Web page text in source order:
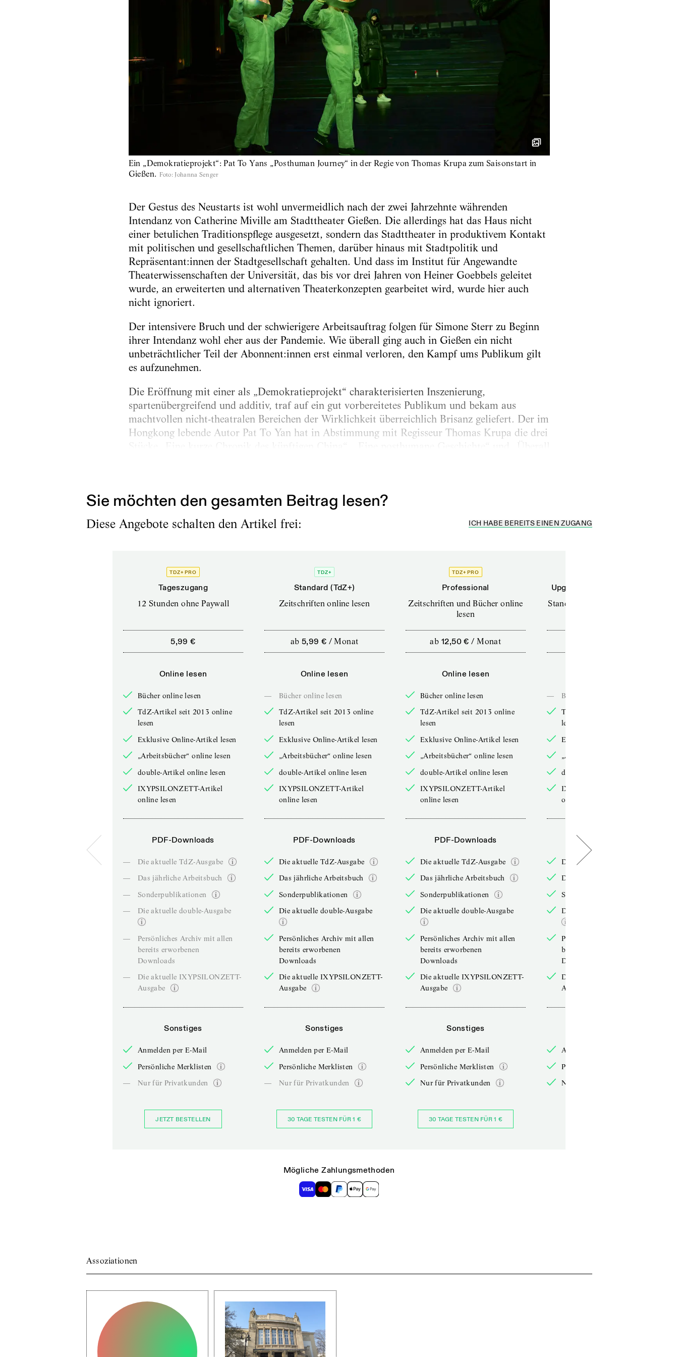
Ein „Demokratieprojekt“: Pat To Yans „Posthuman Journey“ in der Regie von Thomas Krupa zum Saisonstart in
Gießen. Foto: Johanna Senger
Der Gestus des Neustarts ist wohl unvermeidlich nach der zwei Jahrzehnte währenden
Intendanz von Catherine Miville am Stadttheater Gießen. Die allerdings hat das Haus nicht
einer ­betulichen Traditionspflege ausgesetzt, sondern das Stadttheater in produktivem Kontakt
mit politischen und gesellschaftlichen Themen, darüber hinaus mit Stadtpolitik und
Repräsentant:innen der Stadtgesellschaft gehalten. Und dass im Institut für Angewandte
Theaterwissenschaften der Universität, das bis vor drei Jahren von Heiner Goebbels geleitet
wurde, an erweiterten und alternativen Theaterkonzepten gearbeitet wird, wurde hier auch
nicht ignoriert.
Der intensivere Bruch und der schwierigere Arbeitsauftrag folgen für Simone Sterr zu Beginn
ihrer Intendanz wohl eher aus der Pandemie. Wie überall ging auch in Gießen ein nicht
unbeträchtlicher Teil der Abonnent:innen erst einmal verloren, den Kampf ums Publikum gilt
es aufzunehmen.
Die Eröffnung mit einer als „Demokratieprojekt“ charakterisierten Inszenierung,
spartenübergreifend und additiv, traf auf ein gut vorbereitetes Publikum und bekam aus
machtvollen nicht-theatralen Bereichen der Wirklichkeit überreichlich Brisanz ge­liefert. Der im
Hongkong lebende Autor Pat To Yan hat in Abstimmung mit Regisseur Thomas Krupa die drei
Sie möchten den gesamten Beitrag lesen?
Diese Angebote schalten den Artikel frei: ICH HABE BEREITS EINEN ZUGANG
TDZ+ PRO
Tageszugang
12 Stunden ohne Paywall
5,99 €
Online lesen
Bücher online lesen
TdZ-Artikel seit 2013 online
lesen
Exklusive Online-Artikel lesen
„Arbeitsbücher“ online lesen
double-Artikel online lesen
IXYPSILONZETT-Artikel
online lesen
PDF-Downloads
—
Die aktuelle TdZ-Ausgabe
—
Das jährliche Arbeitsbuch
—
Sonderpublikationen
—
Die aktuelle double-Ausgabe
—
Persönliches Archiv mit allen
bereits erworbenen
Downloads
—
Die aktuelle IXYPSILONZETT-
Ausgabe
Sonstiges
Anmelden per E-Mail
Persönliche Merklisten
—
Nur für Privatkunden
JETZT BESTELLEN
TDZ+
Standard (TdZ+)
Zeitschriften online lesen
ab 5,99 € /Monat
Online lesen
—
Bücher online lesen
TdZ-Artikel seit 2013 online
lesen
Exklusive Online-Artikel lesen
„Arbeitsbücher“ online lesen
double-Artikel online lesen
IXYPSILONZETT-Artikel
online lesen
PDF-Downloads
Die aktuelle TdZ-Ausgabe
Das jährliche Arbeitsbuch
Sonderpublikationen
Die aktuelle double-Ausgabe
Persönliches Archiv mit allen
bereits erworbenen
Downloads
Die aktuelle IXYPSILONZETT-
Ausgabe
Sonstiges
Anmelden per E-Mail
Persönliche Merklisten
—
Nur für Privatkunden
30 TAGE TESTEN FÜR 1 €
TDZ+ PRO
Professional
Zeitschriften und Bücher online
lesen
ab 12,50 € /Monat
Online lesen
Bücher online lesen
TdZ-Artikel seit 2013 online
lesen
Exklusive Online-Artikel lesen
„Arbeitsbücher“ online lesen
double-Artikel online lesen
IXYPSILONZETT-Artikel
online lesen
PDF-Downloads
Die aktuelle TdZ-Ausgabe
Das jährliche Arbeitsbuch
Sonderpublikationen
Die aktuelle double-Ausgabe
Persönliches Archiv mit allen
bereits erworbenen
Downloads
Die aktuelle IXYPSILONZETT-
Ausgabe
Sonstiges
Anmelden per E-Mail
Persönliche Merklisten
Nur für Privatkunden
30 TAGE TESTEN FÜR 1 €
Upgrade für Printabonnenten
Standard (TdZ+) – Zeitschriften
—
Bücher online lesen
TdZ-Artikel seit 2013 online
lesen
Exklusive Online-Artikel lesen
„Arbeitsbücher“ online lesen
double-Artikel online lesen
IXYPSILONZETT-Artikel
online lesen
PDF-Downloads
Die aktuelle TdZ-Ausgabe
Das jährliche Arbeitsbuch
Sonderpublikationen
Die aktuelle double-Ausgabe
Persönliches Archiv mit allen
bereits erworbenen
Downloads
Die aktuelle IXYPSILONZETT-
Ausgabe
Anmelden per E-Mail
Persönliche Merklisten
Nur für Privatkunden
Mögliche Zahlungsmethoden
Assoziationen